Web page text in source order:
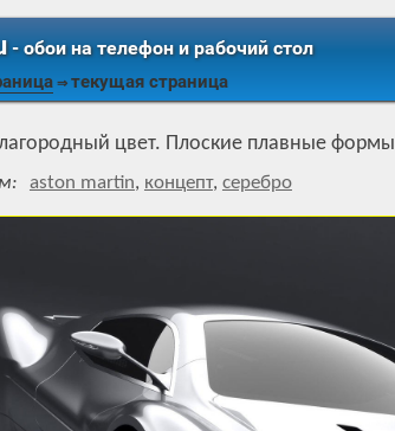
- обои на телефон и рабочий стол
⇒ текущая страница
цвет. Плоские плавные формы
aston martin, концепт, серебро